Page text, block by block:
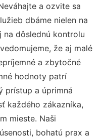
a ozvite sa
dbáme nielen na
dôslednú kontrolu
že aj malé
a zbytočné
hodnoty patrí
prístup a úprimná
každého zákazníka,
mieste. Naši
bohatú prax a